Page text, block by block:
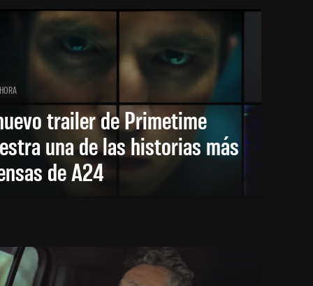
trailer de Primetime
una de las historias más
de A24